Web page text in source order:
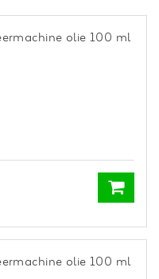
olie 100 ml
olie 100 ml